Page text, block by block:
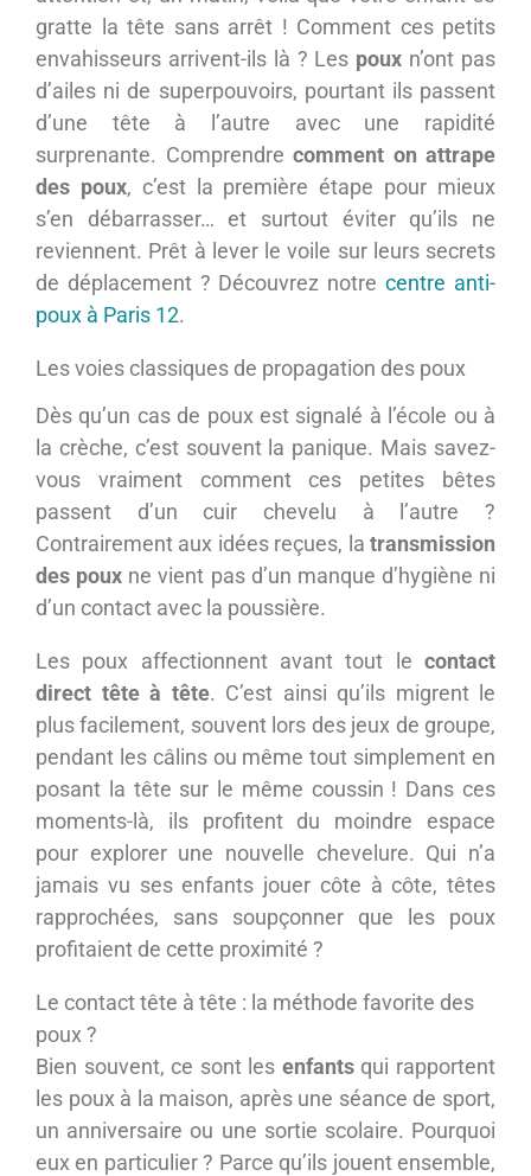
gratte la tête sans arrêt ! Comment ces petits
envahisseurs arrivent-ils là ? Les poux n’ont pas
d’ailes ni de superpouvoirs, pourtant ils passent
d’une tête à l’autre avec une rapidité
surprenante. Comprendre comment on attrape
des poux, c’est la première étape pour mieux
s’en débarrasser… et surtout éviter qu’ils ne
reviennent. Prêt à lever le voile sur leurs secrets
de déplacement ? Découvrez notrecentre anti-
poux à Paris 12.
Les voies classiques de propagation des poux
Dès qu’un cas de poux est signalé à l’école ou à
la crèche, c’est souvent la panique. Mais savez-
vous vraiment comment ces petites bêtes
passent d’un cuir chevelu à l’autre ?
Contrairement aux idées reçues, la transmission
des poux ne vient pas d’un manque d’hygiène ni
d’un contact avec la poussière.
Les poux affectionnent avant tout le contact
direct tête à tête. C’est ainsi qu’ils migrent le
plus facilement, souvent lors des jeux de groupe,
pendant les câlins ou même tout simplement en
posant la tête sur le même coussin ! Dans ces
moments-là, ils profitent du moindre espace
pour explorer une nouvelle chevelure. Qui n’a
jamais vu ses enfants jouer côte à côte, têtes
rapprochées, sans soupçonner que les poux
profitaient de cette proximité ?
Le contact tête à tête : la méthode favorite des
poux ?
Bien souvent, ce sont les enfantsqui rapportent
les poux à la maison, après une séance de sport,
un anniversaire ou une sortie scolaire. Pourquoi
eux en particulier ? Parce qu’ils jouent ensemble,